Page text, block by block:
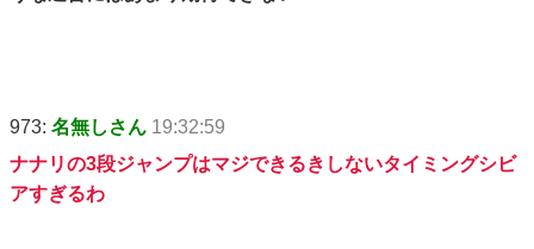
973: 名無しさん 19:32:59
ナナリの3段ジャンプはマジできるきしないタイミングシビ
アすぎるわ